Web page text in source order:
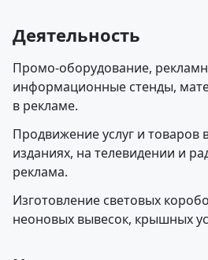
Деятельность
Промо-оборудование,
информационные стенды,
в рекламе.
Продвижение услуг и товаров
изданиях, на телевидении и
реклама.
Изготовление световых
неоновых вывесок, крышных